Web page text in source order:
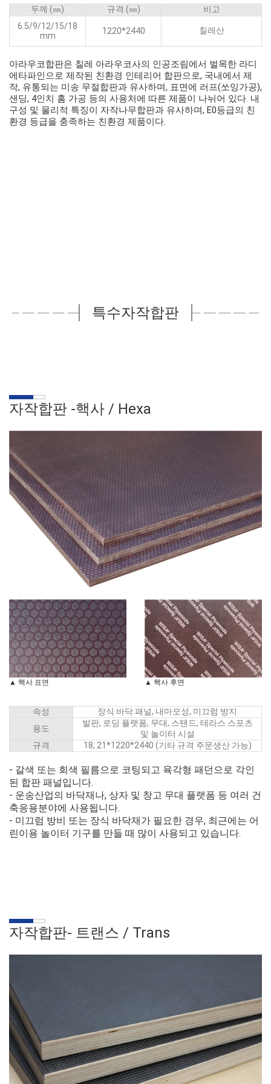
두께 (㎜) 규격 (㎜)
비고
6.5/9/12/15/18
mm
1220*2440 칠레산
아라우코합판은 칠레 아라우코사의 인공조림에서 벌목한 라디
에타파인으로 제작된 친환경 인테리어 합판으로, 국내에서 제
작, 유통되는 미송 무절합판과 유사하며, 표면에 러프(쏘잉가공),
샌딩, 4인치 홈 가공 등의 사용처에 따른 제품이 나뉘어 있다. 내
구성 및 물리적 특징이 자작나무합판과 유사하며, E0등급의 친
환경 등급을 충족하는 친환경 제품이다.
특수자작합판
자작합판 -핵사 / Hexa
▲ 핵사 표면 ▲ 핵사 후면
속성
장식 바닥 패널, 내마모성, 미끄럼 방지
용도
발판, 로딩 플랫폼, 무대, 스탠드, 테라스 스포츠
및 놀이터 시설
규격
18, 21*1220*2440 (기타 규격 주문생산 가능)
- 갈색 또는 회색 필름으로 코팅되고 육각형 패던으로 각인
된 합판 패널입니다.
- 운송산업의 바닥재나, 상자 및 창고 무대 플랫폼 등 여러 건
축응용분야에 사용됩니다.
- 미끄럼 방비 또는 장식 바닥재가 필요한 경우, 최근에는 어
린이용 놀이터 기구를 만들 때 많이 사용되고 있습니다.
자작합판- 트랜스 / Trans